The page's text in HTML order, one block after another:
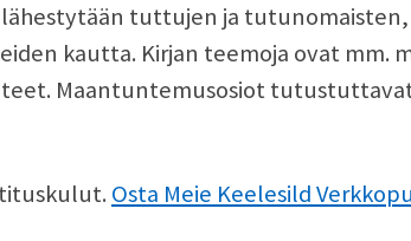
tuttujen ja
kautta. Kirjan teemoja ovat mm.
Maantuntemusosiot
Osta Meie Keelesild